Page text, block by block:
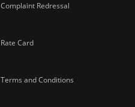
Complaint Redressal
Rate Card
Terms and Conditions